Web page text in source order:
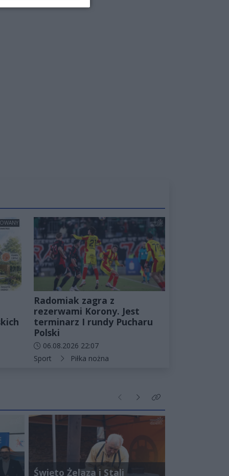
Radomiak zagra z
rezerwami Korony. Jest
terminarz I rundy Pucharu
Polski
Data dodania artykułu:
06.08.2026 22:07
Kategorie artykułu:
Sport Piłka nożna
Poprzednie
NastępneKliknij aby zobaczyć
Święto Żelaza i Stali